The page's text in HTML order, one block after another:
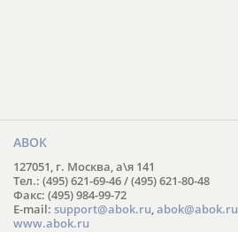
АВОК
127051, г. Москва, а\я 141
Тел.: (495) 621-69-46 / (495) 621-80-48
Факс: (495) 984-99-72
E-mail: support@abok.ru,abok@abok.ru
www.abok.ru